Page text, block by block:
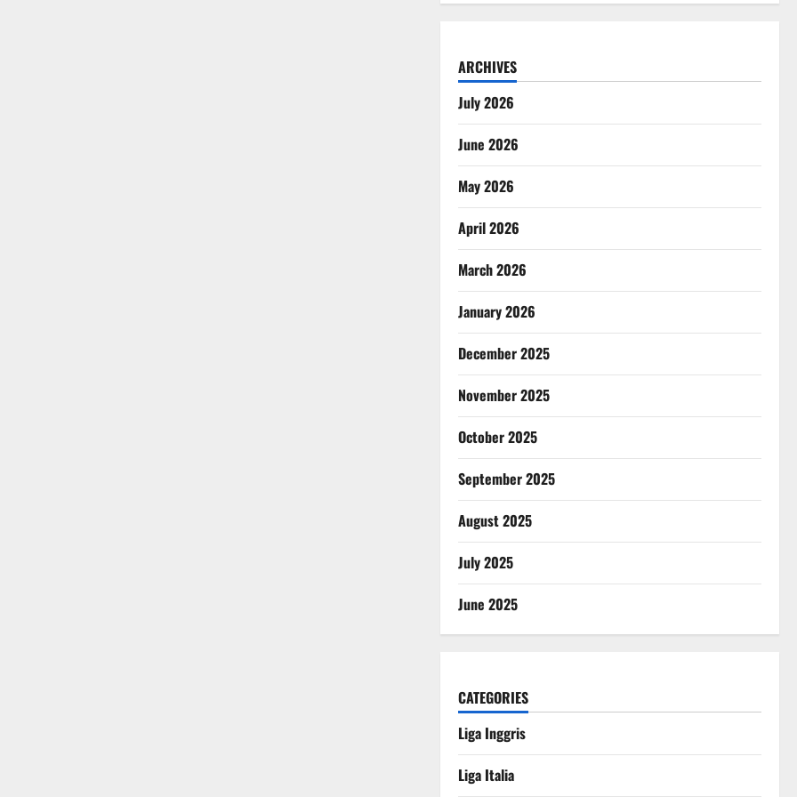
ARCHIVES
July 2026
June 2026
May 2026
April 2026
March 2026
January 2026
December 2025
November 2025
October 2025
September 2025
August 2025
July 2025
June 2025
CATEGORIES
Liga Inggris
Liga Italia